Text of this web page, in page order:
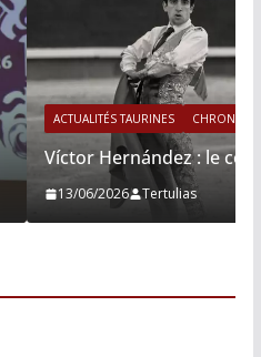
TAURINES 2026
immobile